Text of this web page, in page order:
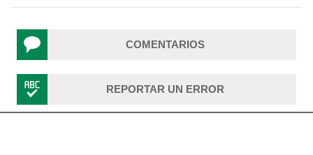
COMENTARIOS
REPORTAR UN ERROR